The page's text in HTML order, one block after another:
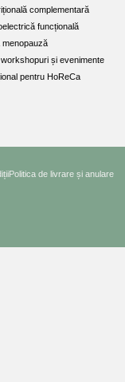
complementară
funcțională
menopauză
și evenimente
pentru HoReCa
Politica de livrare și anulare